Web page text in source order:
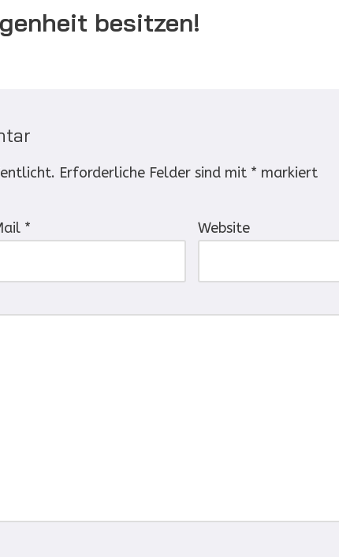
besitzen!
Erforderliche Felder sind mit * markiert
* Website